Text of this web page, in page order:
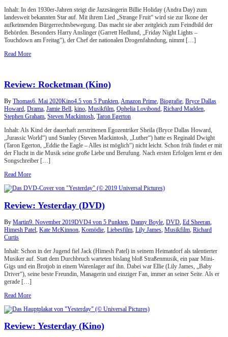
Inhalt: In den 1930er-Jahren steigt die Jazzsängerin Billie Holiday (Andra Day) zum
landesweit bekannten Star auf. Mit ihrem Lied „Strange Fruit“ wird sie zur Ikone der
aufkeimenden Bürgerrechtsbewegung. Das macht sie aber zeitgleich zum Feindbild der
Behörden. Besonders Harry Anslinger (Garrett Hedlund, „Friday Night Lights –
Touchdown am Freitag“), der Chef der nationalen Drogenfahndung, nimmt […]
Read More
Review: Rocketman (Kino)
By Thomas6. Mai 2020Kino4.5 von 5 Punkten Amazon Prime Biografie Bryce Dallas
Howard Drama Jamie Bell kino Musikfilm Ophelia Lovibond Richard Madden
Stephen Graham Steven Mackintosh Taron Egerton
Inhalt: Als Kind der dauerhaft zerstrittenen Egozentriker Sheila (Bryce Dallas Howard,
„Jurassic World“) und Stanley (Steven Mackintosh, „Luther“) hatte es Reginald Dwight
(Taron Egerton, „Eddie the Eagle – Alles ist möglich“) nicht leicht. Schon früh findet er mit
der Flucht in die Musik seine große Liebe und Berufung. Nach ersten Erfolgen lernt er den
Songschreiber […]
Read More
Review: Yesterday (DVD)
By Martin9. November 2019DVD4 von 5 Punkten Danny Boyle DVD Ed Sheeran
Himesh Patel Kate McKinnon Komödie Liebesfilm Lily James Musikfilm Richard
Curtis
Inhalt: Schon in der Jugend fiel Jack (Himesh Patel) in seinem Heimatdorf als talentierter
Musiker auf. Statt dem Durchbruch warteten bislang bloß Straßenmusik, ein paar Mini-
Gigs und ein Brotjob in einem Warenlager auf ihn. Dabei war Ellie (Lily James, „Baby
Driver“), seine beste Freundin, Managerin und einziger Fan, immer an seiner Seite. Als er
gerade […]
Read More
Review: Yesterday (Kino)